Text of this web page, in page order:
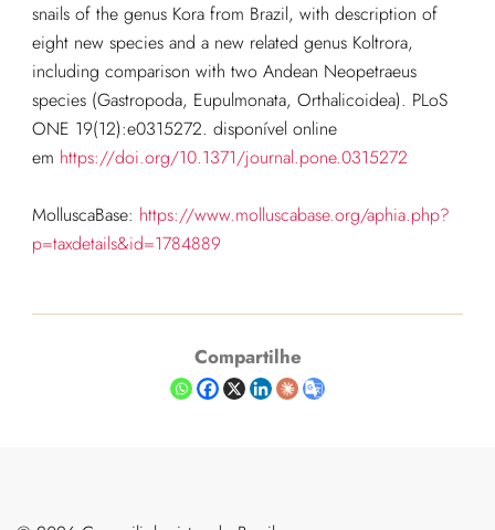
snails of the genus Kora from Brazil, with description of
eight new species and a new related genus Koltrora,
including comparison with two Andean Neopetraeus
species (Gastropoda, Eupulmonata, Orthalicoidea). PLoS
ONE 19(12):e0315272. disponível online
em https://doi.org/10.1371/journal.pone.0315272
MolluscaBase: https://www.molluscabase.org/aphia.php?
p=taxdetails&id=1784889
Compartilhe